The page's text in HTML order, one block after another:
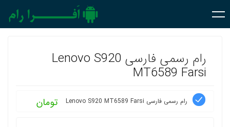
رام رسمی فارسی Lenovo S920
MT6589 Farsi
رام رسمی فارسی Lenovo S920 MT6589 Farsi تومان